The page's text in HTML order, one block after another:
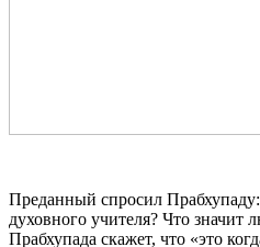
Преданный спросил
духовного учителя? Что значит
Прабхупада скажет, что «это